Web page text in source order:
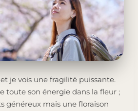
je vois une fragilité puissante.
toute son énergie dans la fleur ;
généreux mais une floraison